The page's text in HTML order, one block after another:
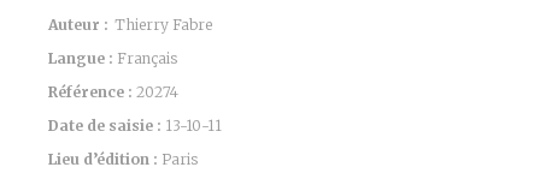
Auteur : Thierry Fabre
Langue : Français
Référence : 20274
Date de saisie : 13-10-11
Lieu d’édition : Paris